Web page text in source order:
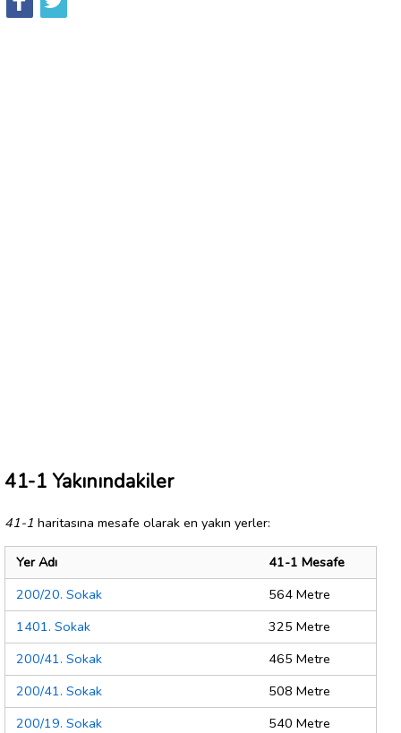
41-1 Yakınındakiler
41-1 haritasına mesafe olarak en yakın yerler:
Yer Adı
41-1 Mesafe
200/20. Sokak
564 Metre
1401. Sokak
325 Metre
200/41. Sokak
465 Metre
200/41. Sokak
508 Metre
200/19. Sokak
540 Metre